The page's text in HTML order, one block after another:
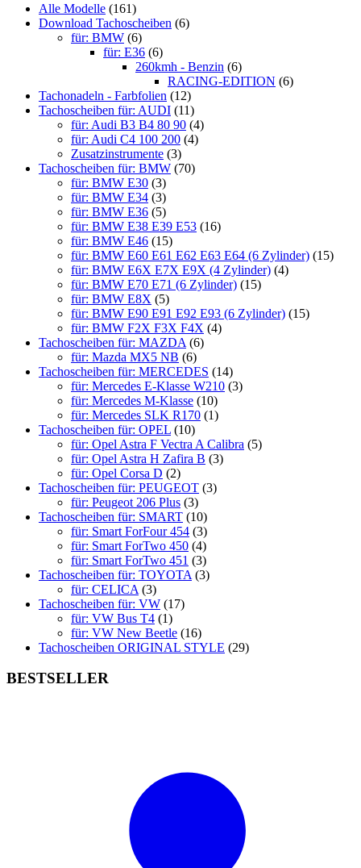
gewählt
werden
Alle Modelle (161)
Download Tachoscheiben (6)
für: BMW (6)
für: E36 (6)
260kmh - Benzin (6)
RACING-EDITION (6)
Tachonadeln - Farbfolien (12)
Tachoscheiben für: AUDI (11)
für: Audi B3 B4 80 90 (4)
für: Audi C4 100 200 (4)
Zusatzinstrumente (3)
Tachoscheiben für: BMW (70)
für: BMW E30 (3)
für: BMW E34 (3)
für: BMW E36 (5)
für: BMW E38 E39 E53 (16)
für: BMW E46 (15)
für: BMW E60 E61 E62 E63 E64 (6 Zylinder) (15)
für: BMW E6X E7X E9X (4 Zylinder) (4)
für: BMW E70 E71 (6 Zylinder) (15)
für: BMW E8X (5)
für: BMW E90 E91 E92 E93 (6 Zylinder) (15)
für: BMW F2X F3X F4X (4)
Tachoscheiben für: MAZDA (6)
für: Mazda MX5 NB (6)
Tachoscheiben für: MERCEDES (14)
für: Mercedes E-Klasse W210 (3)
für: Mercedes M-Klasse (10)
für: Mercedes SLK R170 (1)
Tachoscheiben für: OPEL (10)
für: Opel Astra F Vectra A Calibra (5)
für: Opel Astra H Zafira B (3)
für: Opel Corsa D (2)
Tachoscheiben für: PEUGEOT (3)
für: Peugeot 206 Plus (3)
Tachoscheiben für: SMART (10)
für: Smart ForFour 454 (3)
für: Smart ForTwo 450 (4)
für: Smart ForTwo 451 (3)
Tachoscheiben für: TOYOTA (3)
für: CELICA (3)
Tachoscheiben für: VW (17)
für: VW Bus T4 (1)
für: VW New Beetle (16)
Tachoscheiben ORIGINAL STYLE (29)
BESTSELLER